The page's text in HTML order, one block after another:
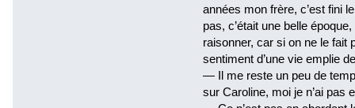
années mon frère, c’est fini
pas, c’était une belle
raisonner, car si on ne le fait
sentiment d’une vie emplie
— Il me reste un peu de
sur Caroline, moi je n’ai pas